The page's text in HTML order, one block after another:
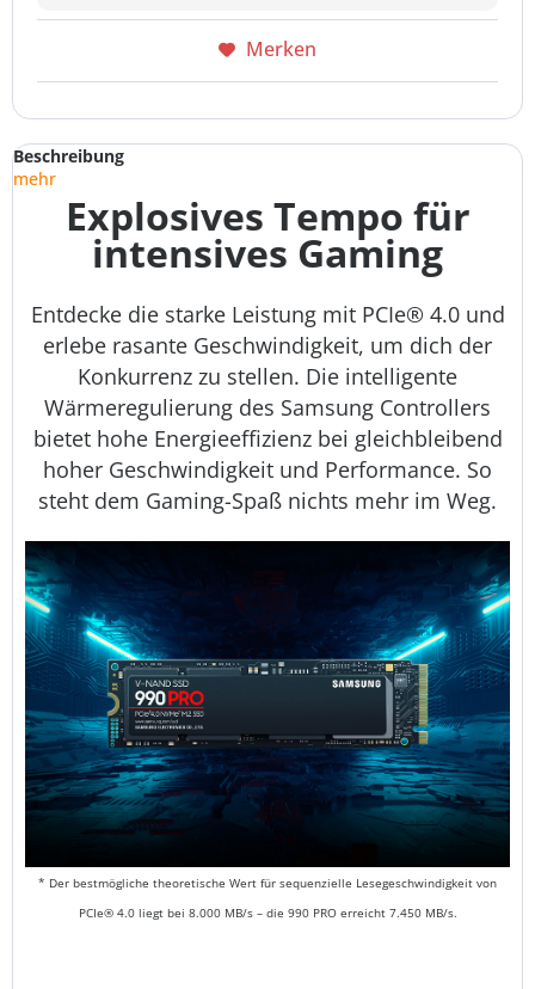
Merken
Beschreibung
mehr
Explosives Tempo für
intensives Gaming
Entdecke die starke Leistung mit PCIe® 4.0 und
erlebe rasante Geschwindigkeit, um dich der
Konkurrenz zu stellen. Die intelligente
Wärmeregulierung des Samsung Controllers
bietet hohe Energieeffizienz bei gleichbleibend
hoher Geschwindigkeit und Performance. So
steht dem Gaming-Spaß nichts mehr im Weg.
* Der bestmögliche theoretische Wert für sequenzielle Lesegeschwindigkeit von
PCIe® 4.0 liegt bei 8.000 MB/s – die 990 PRO erreicht 7.450 MB/s.